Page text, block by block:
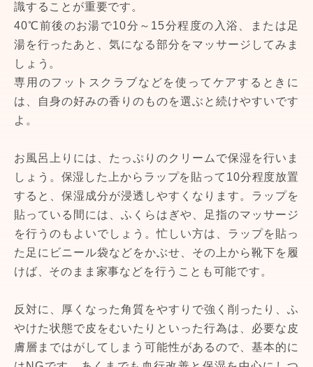
識することが重要です。
40℃前後のお湯で10分～15分程度の入浴、または足
湯を行ったあと、気になる部分をマッサージしてみま
しょう。
専用のフットスクラブなどを使ってケアするときに
は、自身の好みの香りのものを選ぶと続けやすいです
よ。
お風呂上りには、たっぷりのクリームで保湿を行いま
しょう。保湿した上からラップを貼って10分程度放置
すると、保湿成分が浸透しやすくなります。ラップを
貼っている間には、ふくらはぎや、足指のマッサージ
を行うのもよいでしょう。忙しい方は、ラップを貼っ
た足にビニール袋などをかぶせ、その上から靴下を履
けば、そのまま家事などを行うことも可能です。
反対に、厚くなった角質をやすりで強く削ったり、ふ
やけた状態で皮をむいたりといった行為は、必要な皮
膚層まではがしてしまう可能性があるので、基本的に